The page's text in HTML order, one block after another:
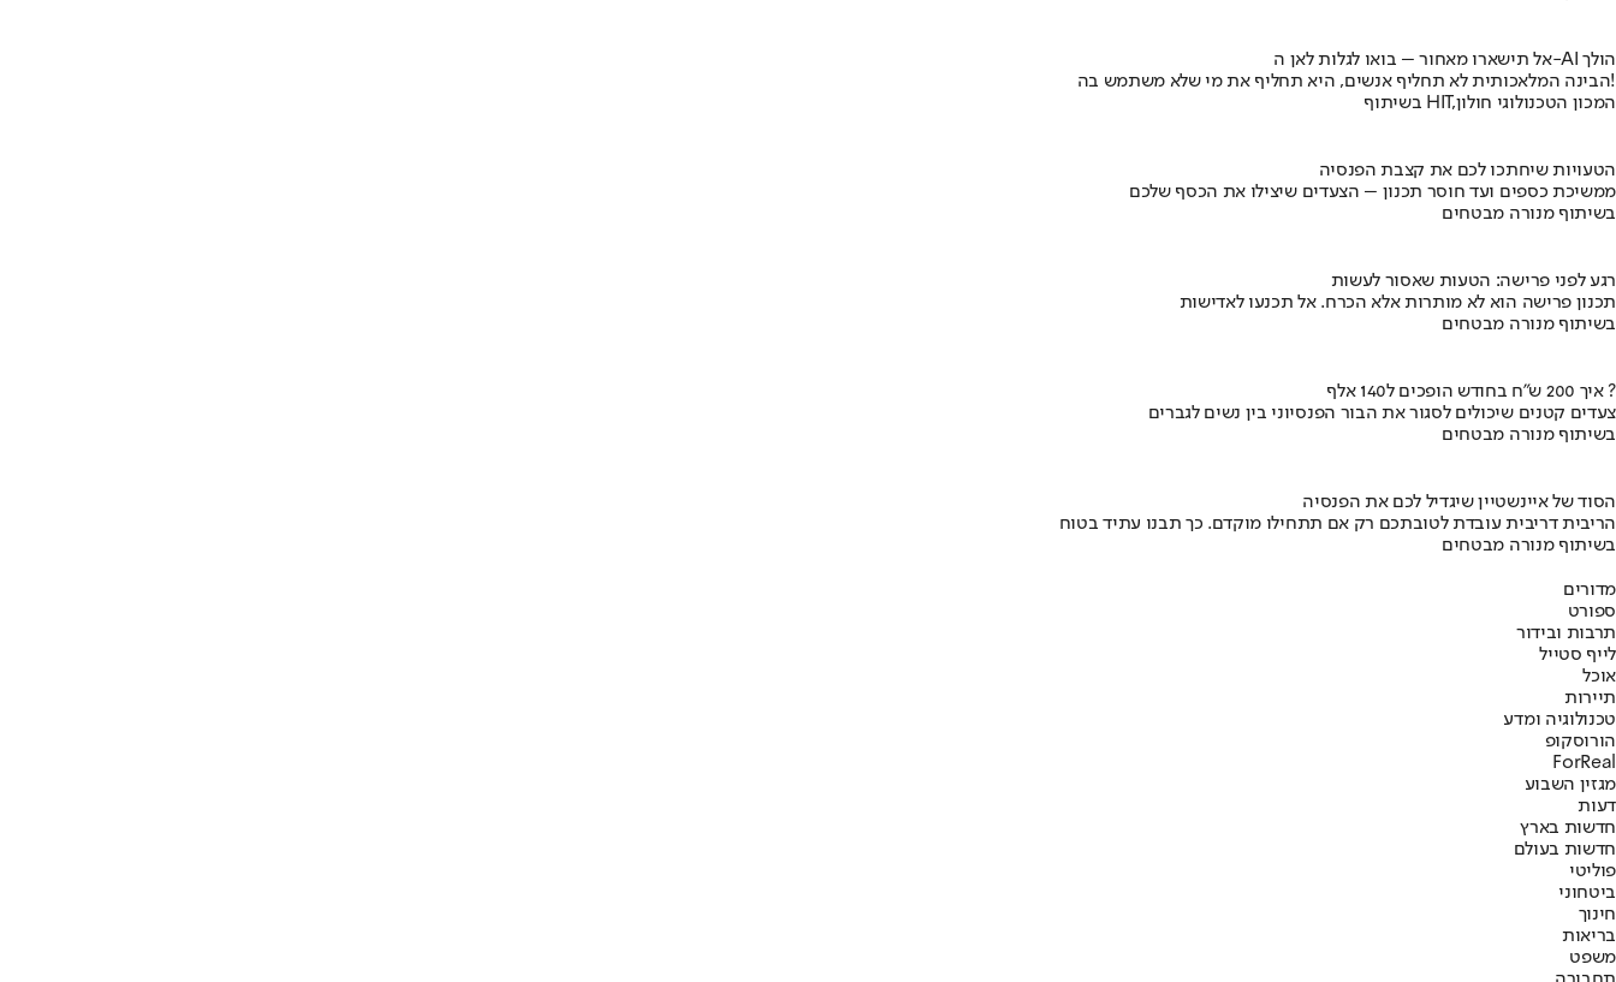
אל תישארו מאחור – בואו לגלות לאן ה-AI הולך
הבינה המלאכותית לא תחליף אנשים, היא תחליף את מי שלא משתמש בה!
בשיתוף HIT,המכון הטכנולוגי חולון
הטעויות שיחתכו לכם את קצבת הפנסיה
ממשיכת כספים ועד חוסר תכנון – הצעדים שיצילו את הכסף שלכם
בשיתוף מנורה מבטחים
רגע לפני פרישה: הטעות שאסור לעשות
תכנון פרישה הוא לא מותרות אלא הכרח. אל תכנעו לאדישות
בשיתוף מנורה מבטחים
איך 200 ש"ח בחודש הופכים ל140 אלף ?
צעדים קטנים שיכולים לסגור את הבור הפנסיוני בין נשים לגברים
בשיתוף מנורה מבטחים
הסוד של איינשטיין שיגדיל לכם את הפנסיה
הריבית דריבית עובדת לטובתכם רק אם תתחילו מוקדם. כך תבנו עתיד בטוח
בשיתוף מנורה מבטחים
מדורים
ספורט
תרבות ובידור
לייף סטייל
אוכל
תיירות
טכנולוגיה ומדע
הורוסקופ
ForReal
מגזין השבוע
דעות
חדשות בארץ
חדשות בעולם
פוליטי
ביטחוני
חינוך
בריאות
משפט